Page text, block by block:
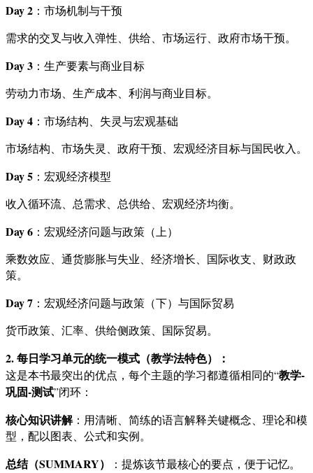
Day 2 ：市场机制与干预
需求的交叉与收入弹性、供给、市场运行、政府市场干预。
Day 3 ：生产要素与商业目标
劳动力市场、生产成本、利润与商业目标。
Day 4 ：市场结构、失灵与宏观基础
市场结构、市场失灵、政府干预、宏观经济目标与国民收入。
Day 5 ：宏观经济模型
收入循环流、总需求、总供给、宏观经济均衡。
Day 6 ：宏观经济问题与政策（上）
乘数效应、通货膨胀与失业、经济增长、国际收支、财政政
策。
Day 7 ：宏观经济问题与政策（下）与国际贸易
货币政策、汇率、供给侧政策、国际贸易。
2. 每日学习单元的统一模式（教学法特色）：
这是本书最突出的优点，每个主题的学习都遵循相同的“教学-
巩固-测试”闭环：
核心知识讲解：用清晰、简练的语言解释关键概念、理论和模
型，配以图表、公式和实例。
总结（SUMMARY） ：提炼该节最核心的要点，便于记忆。